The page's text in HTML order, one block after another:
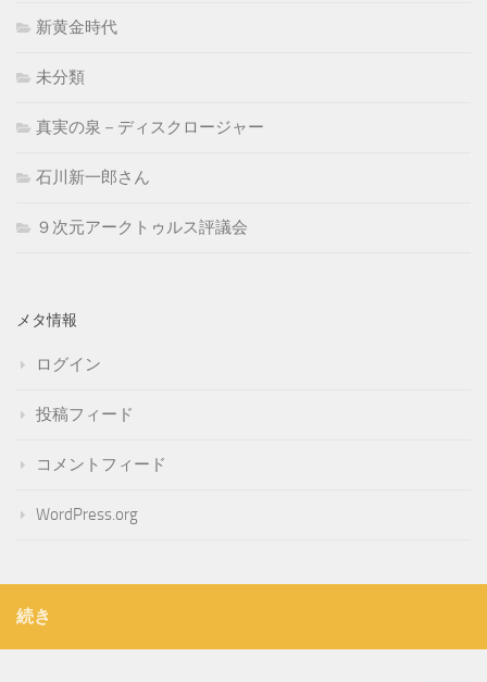
新黄金時代
未分類
真実の泉－ディスクロージャー
石川新一郎さん
９次元アークトゥルス評議会
メタ情報
ログイン
投稿フィード
コメントフィード
WordPress.org
続き